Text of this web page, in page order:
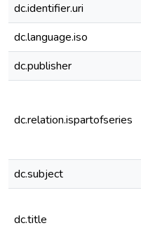
dc.identifier.uri
dc.language.iso
dc.publisher
dc.relation.ispartofseries
dc.subject
dc.title